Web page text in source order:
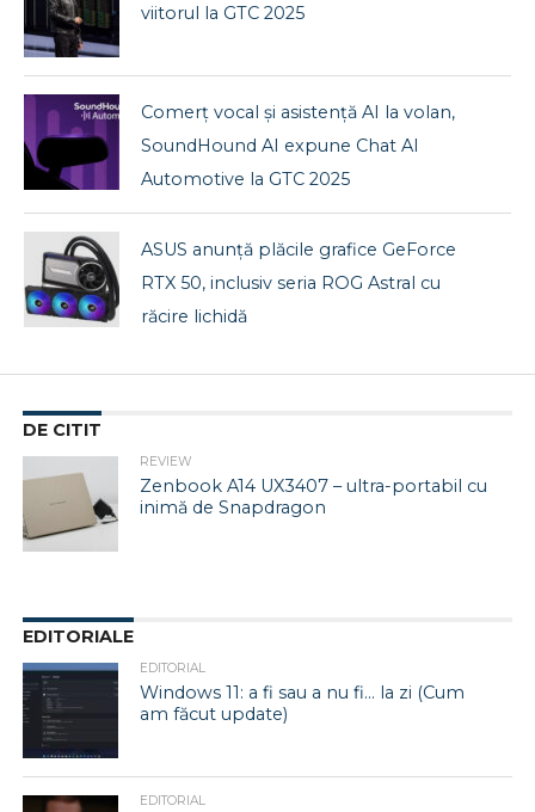
viitorul la GTC 2025
Comerț vocal și asistență AI la volan,
SoundHound AI expune Chat AI
Automotive la GTC 2025
ASUS anunță plăcile grafice GeForce
RTX 50, inclusiv seria ROG Astral cu
răcire lichidă
DE CITIT
REVIEW
Zenbook A14 UX3407 – ultra-portabil cu
inimă de Snapdragon
EDITORIALE
EDITORIAL
Windows 11: a fi sau a nu fi… la zi (Cum
am făcut update)
EDITORIAL